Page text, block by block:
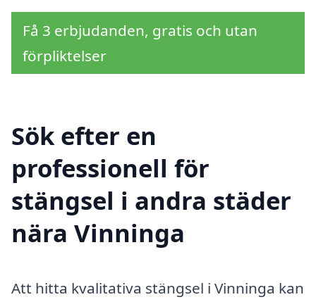
Få 3 erbjudanden, gratis och utan
förpliktelser
Sök efter en
professionell för
stängsel i andra städer
nära Vinninga
Att hitta kvalitativa stängsel i Vinninga kan